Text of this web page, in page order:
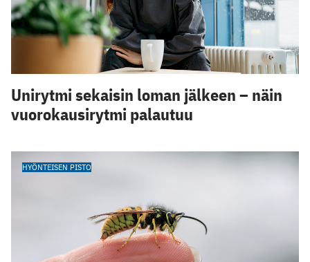
Unirytmi sekaisin loman jälkeen – näin
vuorokausirytmi palautuu
HYÖNTEISEN PISTO